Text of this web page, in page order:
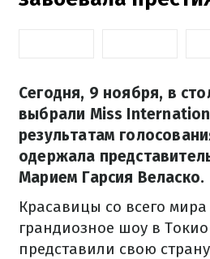
Сегодня, 9 ноября, в
выбрали Miss
результатам
одержала
Марием Гарсия Веласко.
Красавицы со всего
грандиозное шоу в
представили свою